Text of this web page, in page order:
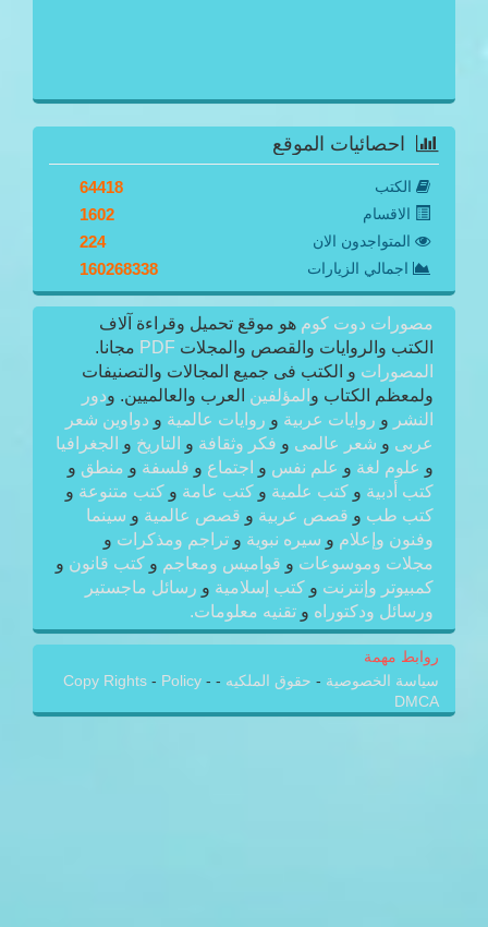
احصائيات الموقع
الكتب 64418
الاقسام 1602
المتواجدون الان 224
اجمالي الزيارات 160268338
مصورات دوت كوم هو موقع تحميل وقراءة آلاف
الكتب والروايات والقصص والمجلات PDF مجانا.
المصورات و الكتب فى جميع المجالات والتصنيفات
ولمعظم الكتاب و المؤلفين العرب والعالميين. ودور
النشر و روايات عربية و روايات عالمية و دواوين شعر
عربى و شعر عالمى و فكر وثقافة و التاريخ و الجغرافيا
و علوم لغة و علم نفس و اجتماع و فلسفة و منطق و
كتب أدبية و كتب علمية و كتب عامة و كتب متنوعة و
كتب طب و قصص عربية و قصص عالمية و سينما
وفنون وإعلام و سيره نبوية و تراجم ومذكرات و
مجلات وموسوعات و قواميس ومعاجم و كتب قانون و
كمبيوتر وإنترنت و كتب إسلامية و رسائل ماجستير
ورسائل ودكتوراه و تقنيه معلومات.
روابط مهمة
سياسة الخصوصية - حقوق الملكيه -
Copy Rights - Policy -
DMCA